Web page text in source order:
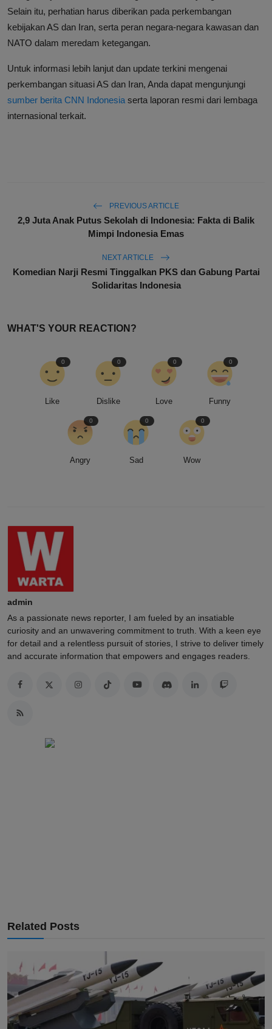
Selain itu, perhatian harus diberikan pada perkembangan
kebijakan AS dan Iran, serta peran negara-negara kawasan dan
NATO dalam meredam ketegangan.
Untuk informasi lebih lanjut dan update terkini mengenai
perkembangan situasi AS dan Iran, Anda dapat mengunjungi
sumber berita CNN Indonesia serta laporan resmi dari lembaga
internasional terkait.
PREVIOUS ARTICLE
2,9 Juta Anak Putus Sekolah di Indonesia: Fakta di Balik
Mimpi Indonesia Emas
NEXT ARTICLE
Komedian Narji Resmi Tinggalkan PKS dan Gabung Partai
Solidaritas Indonesia
WHAT'S YOUR REACTION?
Like
0
Dislike
0
Love
0
Funny
0
Angry
0
Sad
0
Wow
0
admin
As a passionate news reporter, I am fueled by an insatiable
curiosity and an unwavering commitment to truth. With a keen eye
for detail and a relentless pursuit of stories, I strive to deliver timely
and accurate information that empowers and engages readers.
Related Posts